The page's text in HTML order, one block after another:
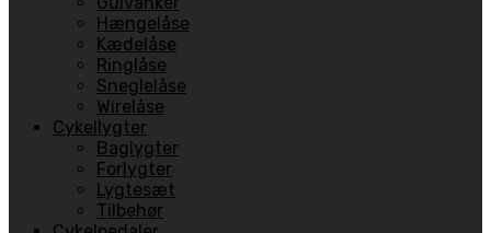
Hængelåse
Kædelåse
Ringlåse
Sneglelåse
Wirelåse
Cykellygter
Baglygter
Forlygter
Lygtesæt
Tilbehør